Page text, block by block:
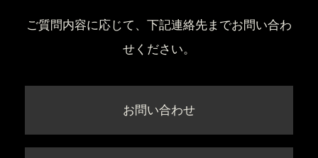
ご質問内容に応じて、下記連絡先までお問い合わ
せください。
お問い合わせ